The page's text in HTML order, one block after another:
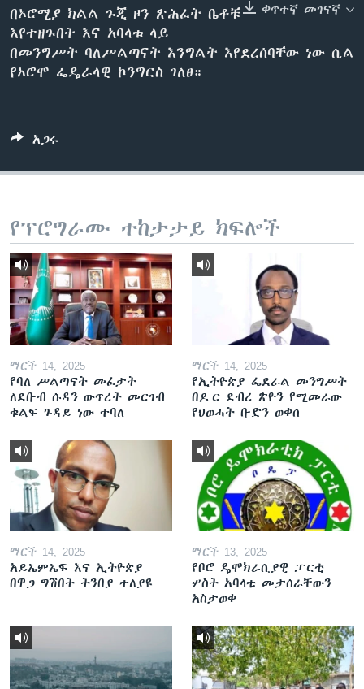
ቋንቋዎች
ቀጥተኛ መገናኛ
በኦሮሚያ ክልል ጉጂ ዞን ጽሕፈት ቤቶቹ
እየተዘጉበት እና አባላቱ ላይ
በመንግሥት ባለሥልጣናት እንግልት እየደረሰባቸው ነው ሲል
የኦሮሞ ፌዴራላዊ ኮንግርስ ገለፀ።
አጋሩ
የፕሮግራሙ ተከታታይ ክፍሎች
ማርች 14, 2025
የባለ ሥልጣናት መፈታት
ለደቡብ ሱዳን ውጥረት መርገብ
ቁልፍ ጉዳይ ነው ተባለ
ማርች 14, 2025
የኢትዮጵያ ፌደራል መንግሥት
በዶ.ር ደብረ ጽዮን የሚመራው
የህወሓት ቡድን ወቀሰ
ማርች 14, 2025
አይኤምኤፍ እና ኢትዮጵያ
በዋጋ ግሽበት ትንበያ ተለያዩ
ማርች 13, 2025
የቦሮ ዴሞክራሲያዊ ፓርቲ
ሦስት አባላቱ መታሰራቸውን
አስታወቀ